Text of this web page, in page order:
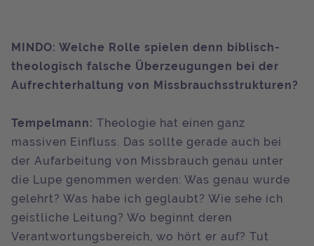
MINDO: Welche Rolle spielen denn biblisch-
theologisch falsche Überzeugungen bei der
Aufrechterhaltung von Missbrauchsstrukturen?
Tempelmann: Theologie hat einen ganz
massiven Einfluss. Das sollte gerade auch bei
der Aufarbeitung von Missbrauch genau unter
die Lupe genommen werden: Was genau wurde
gelehrt? Was habe ich geglaubt? Wie sehe ich
geistliche Leitung? Wo beginnt deren
Verantwortungsbereich, wo hört er auf? Tut